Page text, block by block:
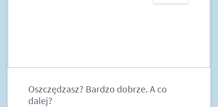
Oszczędzasz? Bardzo dobrze. A co
dalej?